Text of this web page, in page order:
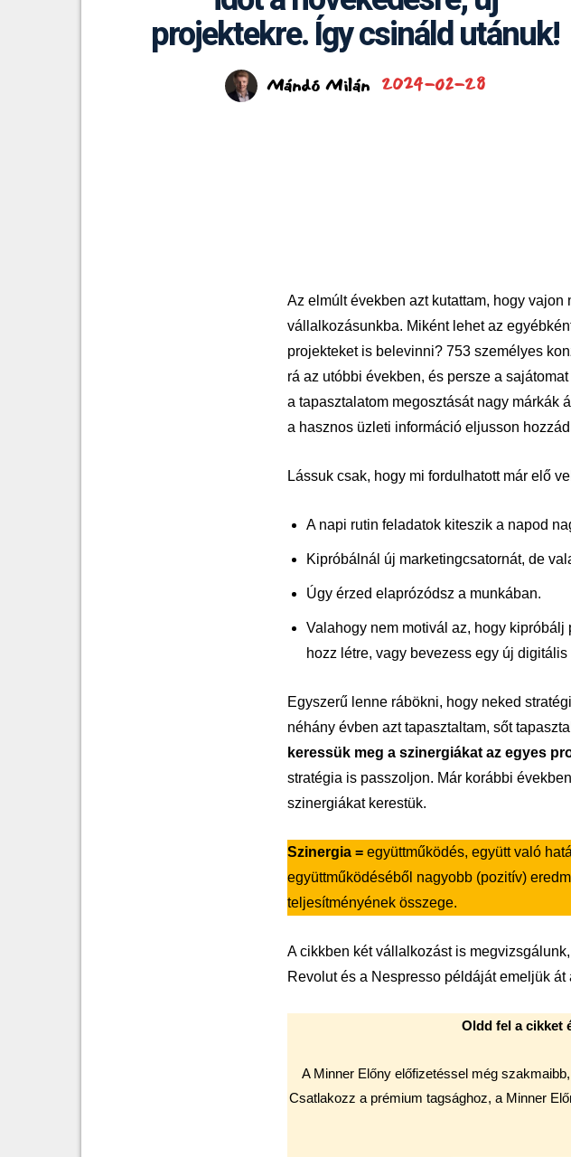
projektekre. Így csináld utánuk!
Mándó Milán 2024-02-28
Az elmúlt években azt kutattam, hogy
vállalkozásunkba. Miként lehet az
projekteket is belevinni? 753 személyes
rá az utóbbi években, és persze a
a tapasztalatom megosztását nagy márkák
a hasznos üzleti információ eljusson
Lássuk csak, hogy mi fordulhatott már elő
A napi rutin feladatok kiteszik a napod
Kipróbálnál új marketingcsatornát, de
Úgy érzed elaprózódsz a munkában.
Valahogy nem motivál az, hogy
hozz létre, vagy bevezess egy új
Egyszerű lenne rábökni, hogy neked
néhány évben azt tapasztaltam, sőt
keressük meg a szinergiákat az egyes
stratégia is passzoljon. Már korábbi
szinergiákat kerestük.
Szinergia = együttműködés, együtt való
együttműködéséből nagyobb (pozitív)
teljesítményének összege.
A cikkben két vállalkozást is
Revolut és a Nespresso példáját emeljük át
Oldd fel a cikket
A Minner Előny előfizetéssel még
Csatlakozz a prémium tagsághoz, a Minner